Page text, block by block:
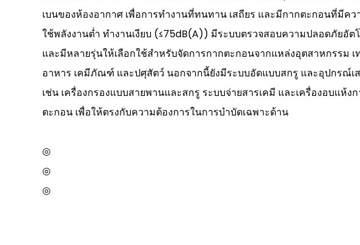
เบนของห้องอากาศ เพื่อการทำงานที่ทนทาน เสถียร และมีกากตะกอนที่มีค
ใช้พลังงานต่ำ ทำงานเงียบ (≤75dB(A)) มีระบบตรวจสอบความปลอดภัยอัต
และมีหลายรุ่นให้เลือกใช้สำหรับจัดการกากตะกอนจากแหล่งอุตสาหกรรม เ
อาหาร เคมีภัณฑ์ และปศุสัตว์ นอกจากนี้ยังมีระบบอัดแบบสกรู และอุปกรณ์เ
เช่น เครื่องกรองแบบสายพานและสกรู ระบบจ่ายสารเคมี และเครื่องอบแห้ง
ตะกอน เพื่อให้ตรงกับความต้องการในการบำบัดเฉพาะด้าน
◎
◎
◎